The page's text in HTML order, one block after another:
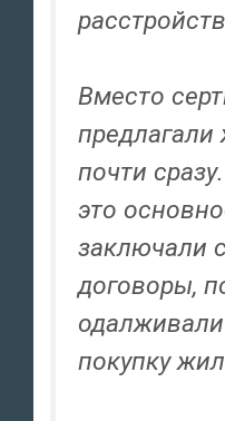
Вместо
почти
это
заключали
договоры,
покупку